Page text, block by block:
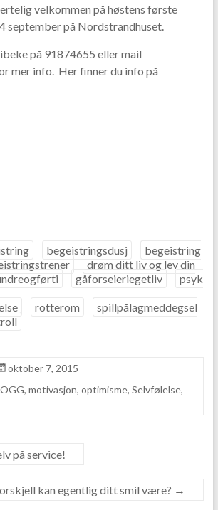
velkommen på høstens første
september på Nordstrandhuset.
på 91874655 eller mail
mer info. Her finner du info på
begeistringsdusj
begeistring
drøm ditt liv og lev din
gåforseieriegetliv
psyk
rotterom
spillpålagmeddegsel
oktober 7, 2015
, motivasjon, optimisme, Selvfølelse,
på service!
kan egentlig ditt smil være? →